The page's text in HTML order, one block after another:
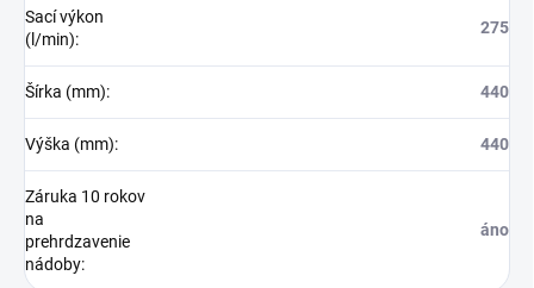
Sací výkon
(l/min):
275
Šírka (mm): 440
Výška (mm): 440
Záruka 10 rokov
na
prehrdzavenie
nádoby:
áno